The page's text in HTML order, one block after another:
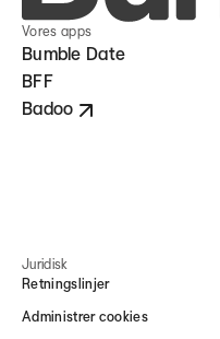
Vores apps
Bumble Date
BFF
Badoo
Juridisk
Retningslinjer
Administrer cookies